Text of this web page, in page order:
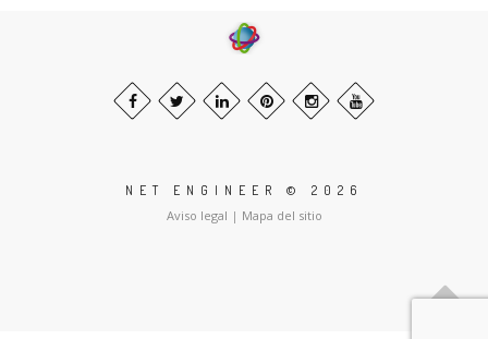
NET ENGINEER © 2026
Aviso legal | Mapa del sitio